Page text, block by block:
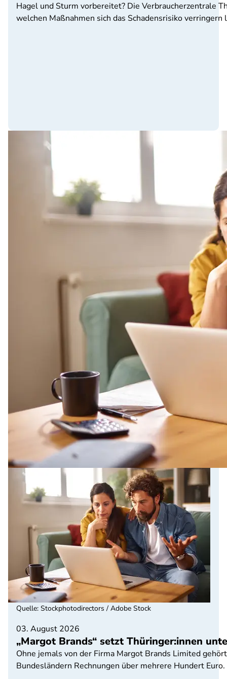
Hagel und Sturm vorbereitet? Die Verbraucherzentrale
welchen Maßnahmen sich das Schadensrisiko verringern
03. August 2026
„Margot Brands“ setzt Thüringer:innen
Ohne jemals von der Firma Margot Brands Limited
Bundesländern Rechnungen über mehrere Hundert
Quelle: Stockphotodirectors / Adobe Stock